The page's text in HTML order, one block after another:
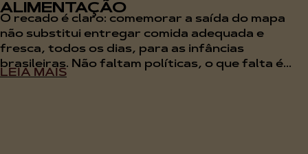
ALIMENTAÇÃO
O recado é claro: comemorar a saída do mapa
não substitui entregar comida adequada e
fresca, todos os dias, para as infâncias
brasileiras. Não faltam políticas, o que falta é...
LEIA MAIS